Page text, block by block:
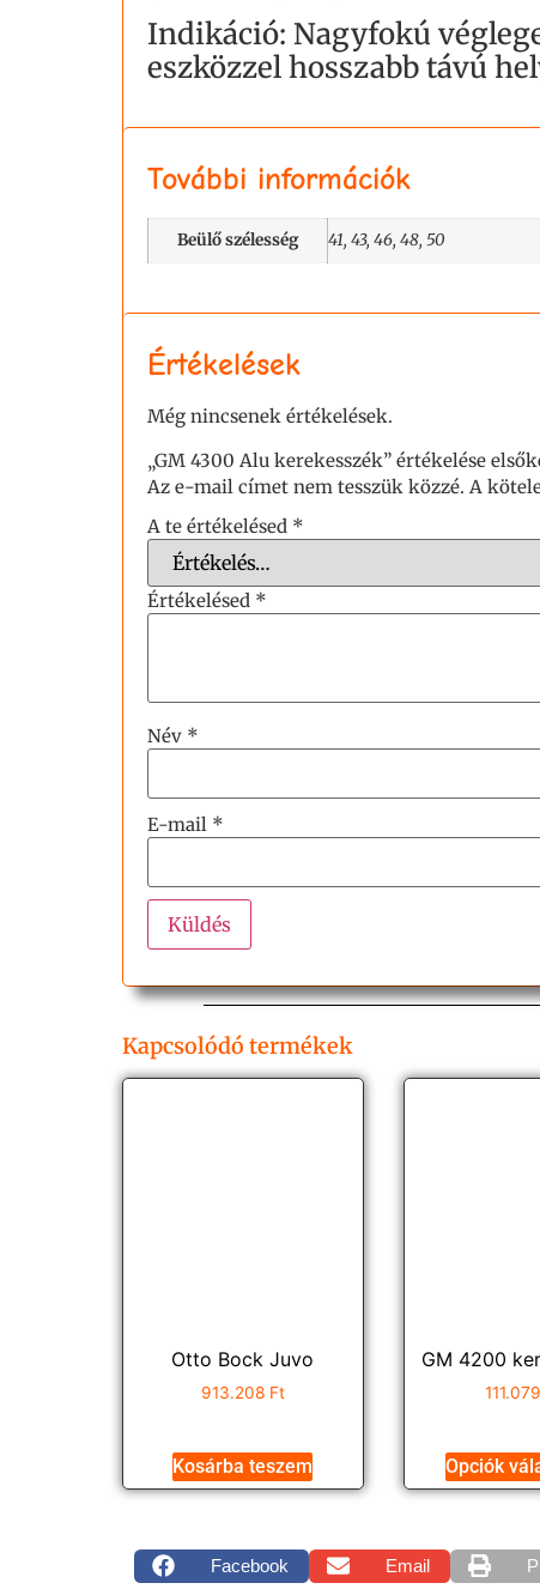
Indikáció: Nagyfokú
eszközzel hosszabb távú
További információk
Beülő szélesség 41, 43, 46, 48, 50
Értékelések
Még nincsenek értékelések.
„GM 4300 Alu kerekesszék” értékelése
Az e-mail címet nem tesszük közzé. A
A te értékelésed *
Értékelésed *
Név *
E-mail *
Kapcsolódó termékek
Otto Bock Juvo
913.208 Ft
Kosárba teszem
GM 4200
111.079
Opciók
Facebook Email